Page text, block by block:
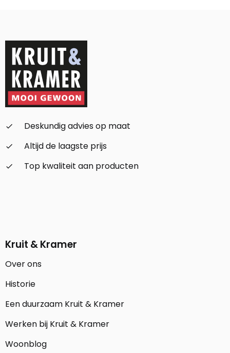
check_small
Deskundig advies op maat
check_small
Altijd de laagste prijs
check_small
Top kwaliteit aan producten
Kruit & Kramer
Over ons
Historie
Een duurzaam Kruit & Kramer
Werken bij Kruit & Kramer
Woonblog